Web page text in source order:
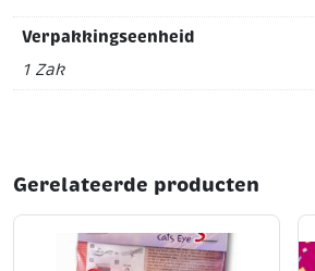
Verpakkingseenheid
1 Zak
Gerelateerde producten